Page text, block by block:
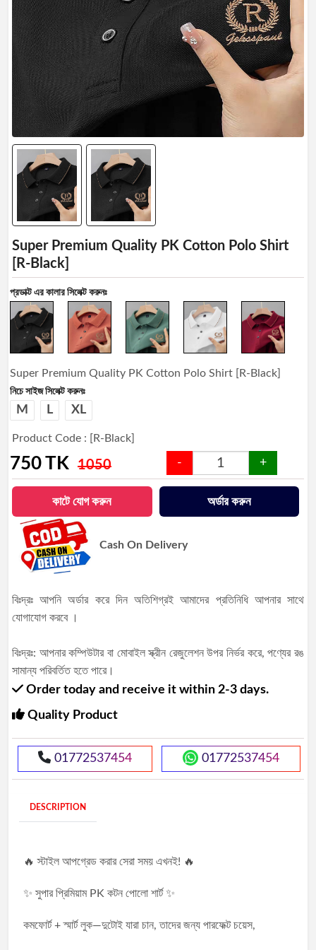
Manage
Profile
Logout
Super Premium Quality PK Cotton Polo Shirt
[R-Black]
প্রডাক্ট এর কালার সিলেক্ট করুনঃ
Super Premium Quality PK Cotton Polo Shirt [R-Black]
নিচে সাইজ সিলেক্ট করুনঃ
M L XL
Product Code : [R-Black]
750TK 1050 - +
কাটে যোগ করুন অর্ডার করুন
Cash On Delivery
বিঃদ্রঃ আপনি অর্ডার করে দিন অতিশিগ্রই আমাদের প্রতিনিধি আপনার সাথে
যোগাযোগ করবে ।
বিঃদ্রঃ: আপনার কম্পিউটার বা মোবাইল স্ক্রীন রেজুলেশন উপর নির্ভর করে, পণ্যের রঙ
সামান্য পরিবর্তিত হতে পারে।
Order today and receive it within 2-3 days.
Quality Product
01772537454 01772537454
DESCRIPTION
🔥 স্টাইল আপগ্রেড করার সেরা সময় এখনই! 🔥
✨ সুপার প্রিমিয়াম PK কটন পোলো শার্ট ✨
কমফোর্ট + স্মার্ট লুক—দুটোই যারা চান, তাদের জন্য পারফেক্ট চয়েস,